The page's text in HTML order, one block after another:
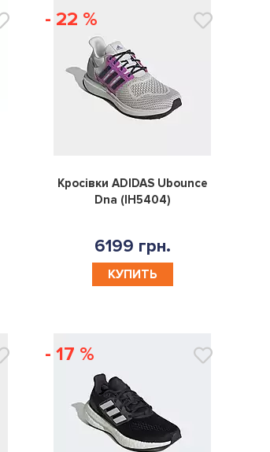
- 22 %
0
Кросівки ADIDAS Ubounce
Dna (IH5404)
6199 грн.
КУПИТЬ
- 17 %